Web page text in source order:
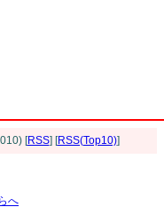
[RSS] [RSS(Top10)]
へ